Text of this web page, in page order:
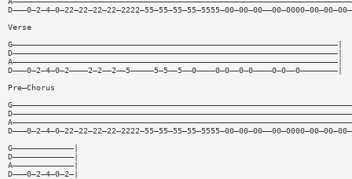
Verse
G—————————————————————————————————————————————————————————————————————|
D—————————————————————————————————————————————————————————————————————|
A—————————————————————————————————————————————————————————————————————|
D———0—2—4—0—2————2—2——2——5—————5—5——5——0————0—0——0—0————0—0——0————————|
Pre—Chorus
G—————————————|
D—————————————|
A—————————————|
D———0—2—4—0—2—|